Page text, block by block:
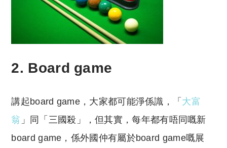
2. Board game
講起board game，大家都可能淨係識，「 大富
翁 」同「三國殺」，但其實，每年都有唔同嘅新
board game，係外國仲有屬於board game嘅展